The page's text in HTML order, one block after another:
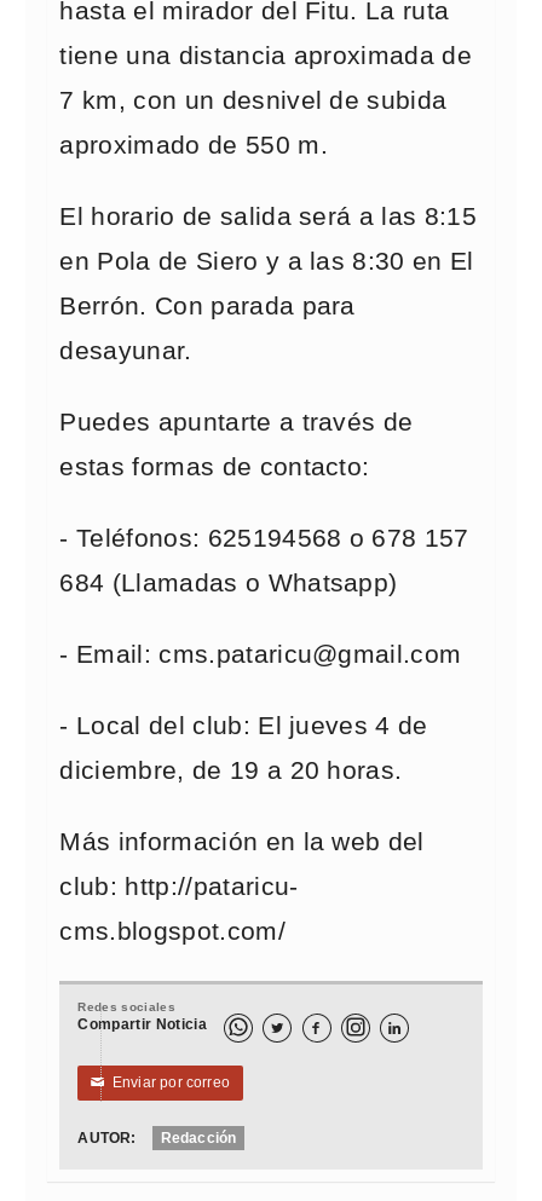
hasta el mirador del Fitu. La ruta
tiene una distancia aproximada de
7 km, con un desnivel de subida
aproximado de 550 m.
El horario de salida será a las 8:15
en Pola de Siero y a las 8:30 en El
Berrón. Con parada para
desayunar.
Puedes apuntarte a través de
estas formas de contacto:
- Teléfonos: 625194568 o 678 157
684 (Llamadas o Whatsapp)
- Email: cms.pataricu@gmail.com
- Local del club: El jueves 4 de
diciembre, de 19 a 20 horas.
Más información en la web del
club: http://pataricu-
cms.blogspot.com/
Redes sociales
Compartir Noticia   
✉ Enviar por correo
AUTOR: Redacción